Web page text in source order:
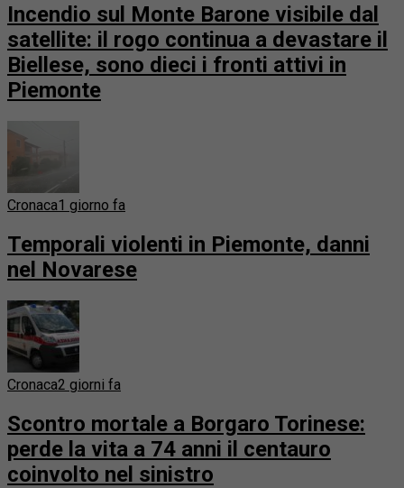
Incendio sul Monte Barone visibile dal
satellite: il rogo continua a devastare il
Biellese, sono dieci i fronti attivi in
Piemonte
Cronaca1 giorno fa
Temporali violenti in Piemonte, danni
nel Novarese
Cronaca2 giorni fa
Scontro mortale a Borgaro Torinese:
perde la vita a 74 anni il centauro
coinvolto nel sinistro